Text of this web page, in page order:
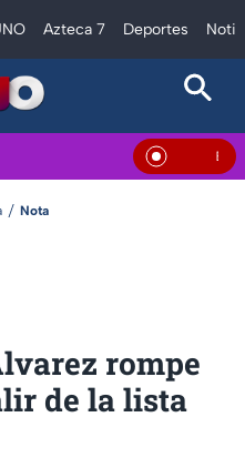
Azteca 7 Deportes
En Vivo
Nota
rompe
de la lista